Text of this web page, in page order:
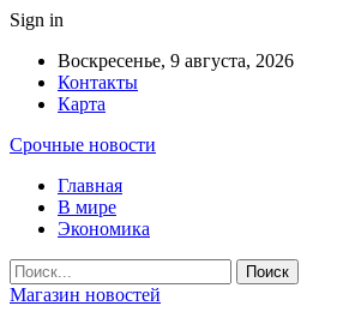
Sign in
Воскресенье, 9 августа, 2026
Контакты
Карта
Срочные новости
Главная
В мире
Экономика
Магазин новостей